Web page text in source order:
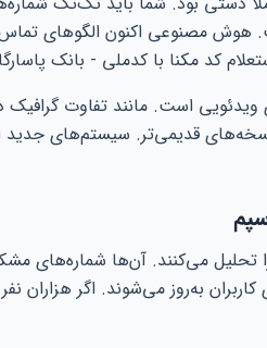
هوش مصنوعی اکنون الگوهای
کد مکنا با کدملی - بانک
است. مانند تفاوت گرافیک
قدیمی‌تر. سیستم‌های جدید
تحلیل می‌کنند. آن‌ها شماره‌های
به‌روز می‌شوند. اگر هزاران نفر